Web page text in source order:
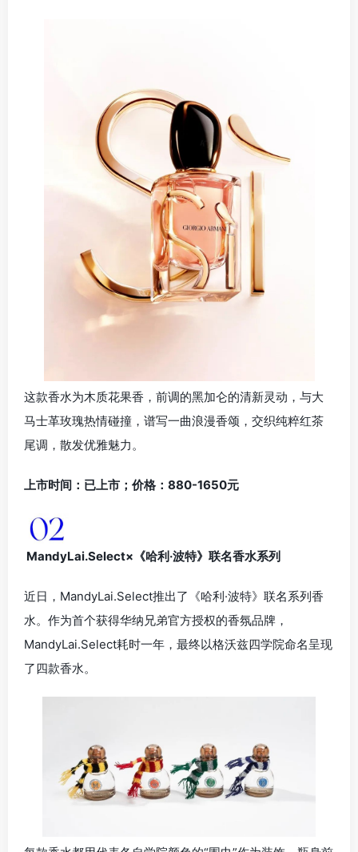
这款香水为木质花果香，前调的黑加仑的清新灵动，与大
马士革玫瑰热情碰撞，谱写一曲浪漫香颂，交织纯粹红茶
尾调，散发优雅魅力。
上市时间：已上市；价格：880-1650元
MandyLai.Select×《哈利·波特》联名香水系列
近日，MandyLai.Select推出了《哈利·波特》联名系列香
水。作为首个获得华纳兄弟官方授权的香氛品牌，
MandyLai.Select耗时一年，最终以格沃兹四学院命名呈现
了四款香水。